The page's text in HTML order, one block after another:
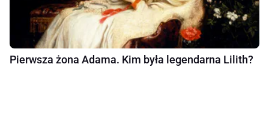
Pierwsza żona Adama. Kim była legendarna Lilith?